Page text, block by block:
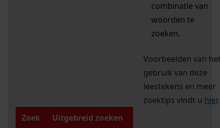
combinatie van
woorden te
zoeken.
Voorbeelden van
gebruik van deze
leestekens en meer
zoektips vindt u hier.
Zoek
Uitgebreid zoeken